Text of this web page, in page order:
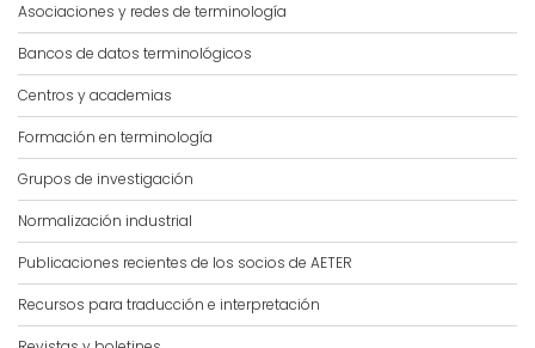
Asociaciones y redes de terminología
Bancos de datos terminológicos
Centros y academias
Formación en terminología
Grupos de investigación
Normalización industrial
Publicaciones recientes de los socios de AETER
Recursos para traducción e interpretación